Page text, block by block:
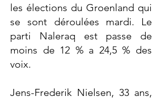
les élections du Groenland qui
se sont déroulées mardi. Le
parti Naleraq est passe de
moins de 12 % a 24,5 % des
voix.
Jens-Frederik Nielsen, 33 ans,